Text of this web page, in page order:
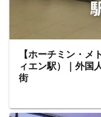
【ホーチミン・
ィエン駅）｜外国
街